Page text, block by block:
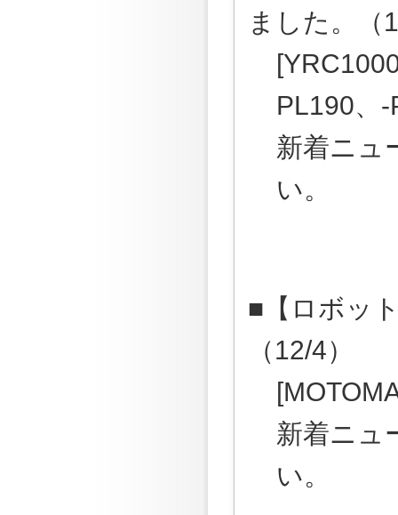
ました。（
PL190、
新着ニュ
い。
■【ロボッ
（12/4）
新着ニュ
い。